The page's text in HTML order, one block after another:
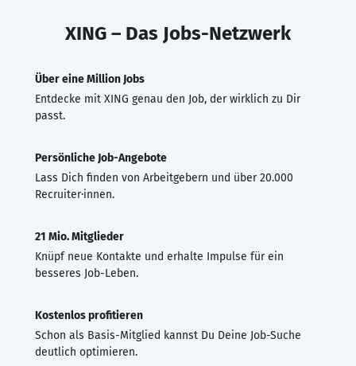
XING – Das Jobs-Netzwerk
Über eine Million Jobs
Entdecke mit XING genau den Job, der wirklich zu Dir
passt.
Persönliche Job-Angebote
Lass Dich finden von Arbeitgebern und über 20.000
Recruiter·innen.
21 Mio. Mitglieder
Knüpf neue Kontakte und erhalte Impulse für ein
besseres Job-Leben.
Kostenlos profitieren
Schon als Basis-Mitglied kannst Du Deine Job-Suche
deutlich optimieren.